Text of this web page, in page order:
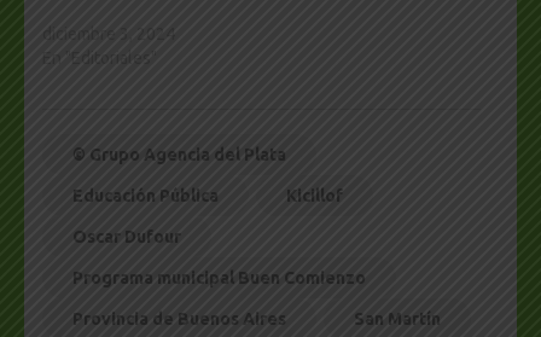
© Grupo Agencia del Plata
Educación Pública Kicillof
Oscar Dufour
Programa municipal Buen Comienzo
Provincia de Buenos Aires San Martín